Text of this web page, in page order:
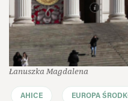
Łanuszka Magdalena
AHICE EUROPA